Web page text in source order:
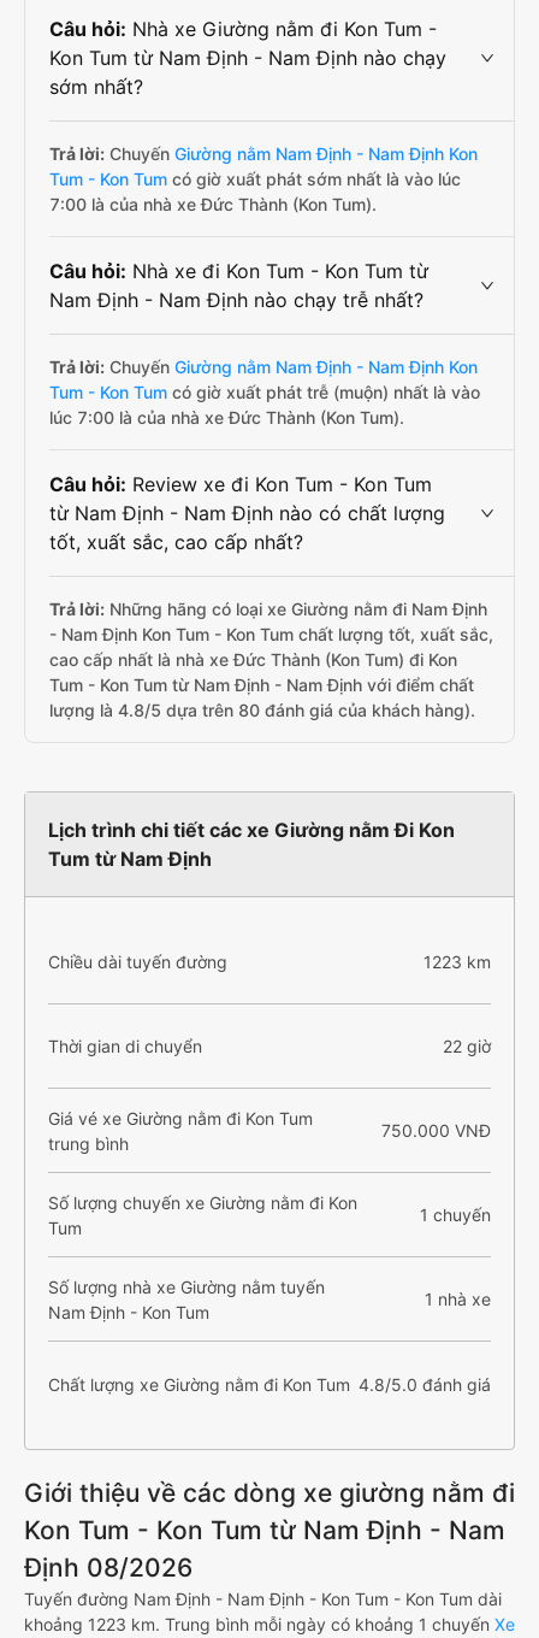
Câu hỏi: Nhà xe Giường nằm đi Kon Tum -
Kon Tum từ Nam Định - Nam Định nào chạy
sớm nhất?
Trả lời: Chuyến Giường nằm Nam Định - Nam Định Kon
Tum - Kon Tum có giờ xuất phát sớm nhất là vào lúc
7:00 là của nhà xe Đức Thành (Kon Tum).
Câu hỏi: Nhà xe đi Kon Tum - Kon Tum từ
Nam Định - Nam Định nào chạy trễ nhất?
Trả lời: Chuyến Giường nằm Nam Định - Nam Định Kon
Tum - Kon Tum có giờ xuất phát trễ (muộn) nhất là vào
lúc 7:00 là của nhà xe Đức Thành (Kon Tum).
Câu hỏi: Review xe đi Kon Tum - Kon Tum
từ Nam Định - Nam Định nào có chất lượng
tốt, xuất sắc, cao cấp nhất?
Trả lời: Những hãng có loại xe Giường nằm đi Nam Định
- Nam Định Kon Tum - Kon Tum chất lượng tốt, xuất sắc,
cao cấp nhất là nhà xe Đức Thành (Kon Tum) đi Kon
Tum - Kon Tum từ Nam Định - Nam Định với điểm chất
lượng là 4.8/5 dựa trên 80 đánh giá của khách hàng).
Lịch trình chi tiết các xe Giường nằm Đi Kon
Tum từ Nam Định
Chiều dài tuyến đường 1223 km
Thời gian di chuyển 22 giờ
Giá vé xe Giường nằm đi Kon Tum
trung bình
750.000 VNĐ
Số lượng chuyến xe Giường nằm đi Kon
Tum
1 chuyến
Số lượng nhà xe Giường nằm tuyến
Nam Định - Kon Tum
1 nhà xe
Chất lượng xe Giường nằm đi Kon Tum 4.8/5.0 đánh giá
Giới thiệu về các dòng xe giường nằm đi
Kon Tum - Kon Tum từ Nam Định - Nam
Định 08/2026
Tuyến đường Nam Định - Nam Định - Kon Tum - Kon Tum dài
khoảng 1223 km. Trung bình mỗi ngày có khoảng 1 chuyến Xe